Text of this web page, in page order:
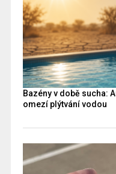
Bazény v době sucha:
omezí plýtvání vodou